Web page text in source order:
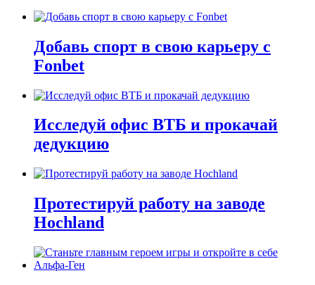
Добавь спорт в свою карьеру с
Fonbet
Исследуй офис ВТБ и прокачай
дедукцию
Протестируй работу на заводе
Hochland